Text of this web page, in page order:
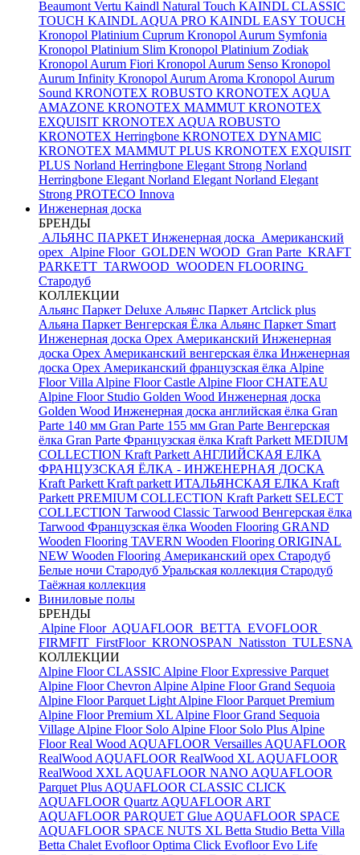
Beaumont Vertu Kaindl Natural Touch KAINDL CLASSIC
TOUCH KAINDL AQUA PRO KAINDL EASY TOUCH
Kronopol Platinium Cuprum Kronopol Aurum Symfonia
Kronopol Platinium Slim Kronopol Platinium Zodiak
Kronopol Aurum Fiori Kronopol Aurum Senso Kronopol
Aurum Infinity Kronopol Aurum Aroma Kronopol Aurum
Sound KRONOTEX ROBUSTO KRONOTEX AQUA
AMAZONE KRONOTEX MAMMUT KRONOTEX
EXQUISIT KRONOTEX AQUA ROBUSTO
KRONOTEX Herringbone KRONOTEX DYNAMIC
KRONOTEX MAMMUT PLUS KRONOTEX EXQUISIT
PLUS Norland Herringbone Elegant Strong Norland
Herringbone Elegant Norland Elegant Norland Elegant
Strong PROTECO Innova
Инженерная доска
БРЕНДЫ
АЛЬЯНС ПАРКЕТ Инженерная доска Американский
орех Alpine Floor GOLDEN WOOD Gran Parte KRAFT
PARKETT TARWOOD WOODEN FLOORING
Стародуб
КОЛЛЕКЦИИ
Альянс Паркет Deluxe Альянс Паркет Artclick plus
Альяна Паркет Венгерская Ёлка Альянс Паркет Smart
Инженерная доска Орех Американский Инженерная
доска Орех Американский венгерская ёлка Инженерная
доска Орех Американский французская ёлка Alpine
Floor Villa Alpine Floor Castle Alpine Floor CHATEAU
Alpine Floor Studio Golden Wood Инженерная доска
Golden Wood Инженерная доска английская ёлка Gran
Parte 140 мм Gran Parte 155 мм Gran Parte Венгерская
ёлка Gran Parte Французская ёлка Kraft Parkett MEDIUM
COLLECTION Kraft Parkett АНГЛИЙСКАЯ ЕЛКА
ФРАНЦУЗСКАЯ ЁЛКА - ИНЖЕНЕРНАЯ ДОСКА
Kraft Parkett Kraft parkett ИТАЛЬЯНСКАЯ ЕЛКА Kraft
Parkett PREMIUM COLLECTION Kraft Parkett SELECT
COLLECTION Tarwood Classic Tarwood Венгерская ёлка
Tarwood Французская ёлка Wooden Flooring GRAND
Wooden Flooring TAVERN Wooden Flooring ORIGINAL
NEW Wooden Flooring Американский орех Стародуб
Белые ночи Стародуб Уральская коллекция Стародуб
Таёжная коллекция
Виниловые полы
БРЕНДЫ
Alpine Floor AQUAFLOOR BETTA EVOFLOOR
FIRMFIT FirstFloor KRONOSPAN Natisston TULESNA
КОЛЛЕКЦИИ
Alpine Floor CLASSIC Alpine Floor Expressive Parquet
Alpine Floor Chevron Alpine Alpine Floor Grand Sequoia
Alpine Floor Parquet Light Alpine Floor Parquet Premium
Alpine Floor Premium XL Alpine Floor Grand Sequoia
Village Alpine Floor Solo Alpine Floor Solo Plus Alpine
Floor Real Wood AQUAFLOOR Versailles AQUAFLOOR
RealWood AQUAFLOOR RealWood XL AQUAFLOOR
RealWood XXL AQUAFLOOR NANO AQUAFLOOR
Parquet Plus AQUAFLOOR CLASSIC CLICK
AQUAFLOOR Quartz AQUAFLOOR ART
AQUAFLOOR PARQUET Glue AQUAFLOOR SPACE
AQUAFLOOR SPACE NUTS XL Betta Studio Betta Villa
Betta Chalet Evofloor Optima Click Evofloor Evo Life